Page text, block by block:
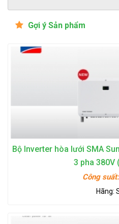
Gợi ý Sản phẩm
Bộ Inverter hòa lưới SMA
3 pha 380V
Công suất:
Hãng: